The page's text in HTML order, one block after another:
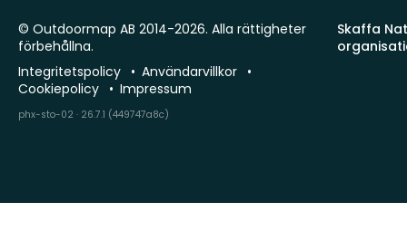
Skaffa
© Outdoormap AB 2014-2026. Alla rättigheter
förbehållna.
Integritetspolicy
Användarvillkor
Cookiepolicy
Impressum
phx-sto-02 · 26.7.1 (449747a8c)